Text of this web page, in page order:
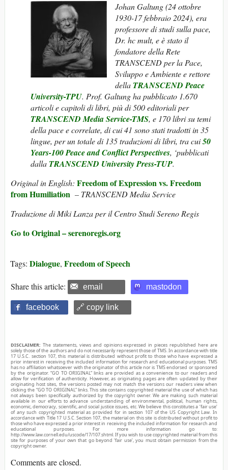
Johan Galtung (24 ottobre
1930-17 febbraio 2024), era
professore di studi sulla pace,
Dr. hc mult, e è stato il
fondatore della Rete
TRANSCEND per la Pace,
Sviluppo e Ambiente e rettore
della TRANSCEND Peace
University-TPU. Prof. Galtung ha pubblicato 1.670
articoli e capitoli di libri, più di 500 editoriali per
TRANSCEND Media Service-TMS, e 170 libri su temi
della pace e correlate, di cui 41 sono stati tradotti in 35
lingue, per un totale di 135 traduzioni di libri, tra cui50
Years-100 Peace and Conflict Perspectives, ‘pubblicati
dalla TRANSCEND University Press-TUP.
Original in English: Freedom of Expression vs. Freedom
from Humiliation – TRANSCEND Media Service
Traduzione di Miki Lanza per il Centro Studi Sereno Regis
Go to Original – serenoregis.org
Tags: Dialogue, Freedom of Speech
Share this article: email mastodon
facebook 🔗 copy link
DISCLAIMER: The statements, views and opinions expressed in pieces republished here are
solely those of the authors and do not necessarily represent those of TMS. In accordance with title
17 U.S.C. section 107, this material is distributed without profit to those who have expressed a
prior interest in receiving the included information for research and educational purposes. TMS
has no affiliation whatsoever with the originator of this article nor is TMS endorsed or sponsored
by the originator. “GO TO ORIGINAL” links are provided as a convenience to our readers and
allow for verification of authenticity. However, as originating pages are often updated by their
originating host sites, the versions posted may not match the versions our readers view when
clicking the “GO TO ORIGINAL” links. This site contains copyrighted material the use of which has
not always been specifically authorized by the copyright owner. We are making such material
available in our efforts to advance understanding of environmental, political, human rights,
economic, democracy, scientific, and social justice issues, etc. We believe this constitutes a ‘fair use’
of any such copyrighted material as provided for in section 107 of the US Copyright Law. In
accordance with Title 17 U.S.C. Section 107, the material on this site is distributed without profit to
those who have expressed a prior interest in receiving the included information for research and
educational purposes. For more information go to:
http://www.law.cornell.edu/uscode/17/107.shtml. If you wish to use copyrighted material from this
site for purposes of your own that go beyond ‘fair use’, you must obtain permission from the
copyright owner.
Comments are closed.